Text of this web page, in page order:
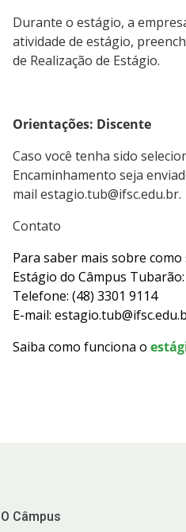
Durante o estágio, a
atividade de estágio,
de Realização de Estágio.
Orientações: Discente
Caso você tenha sido
Encaminhamento seja
mail estagio.tub@ifsc.edu.br.
Contato
Para saber mais sobre
Estágio do Câmpus Tubarão:
Telefone: (48) 3301 9114
E-mail:
Saiba como funciona o
O Câmpus